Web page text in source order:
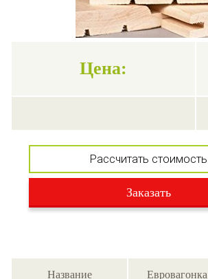
Цена:
Рассчитать стоимость
Заказать
Название Евровагонка